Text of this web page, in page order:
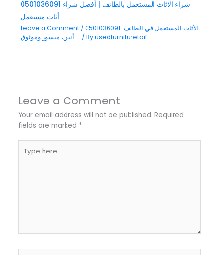
0501036091 شراء الاثاث المستعمل بالطائف | أفضل شراء
أثاث مستعمل
Leave a Comment / 0501036091-الأثاث المستعمل في الطائف
– أنيق، ميسور وموثوق / Byusedfurnituretaif
Leave a Comment
Your email address will not be published. Required
fields are marked *
here..